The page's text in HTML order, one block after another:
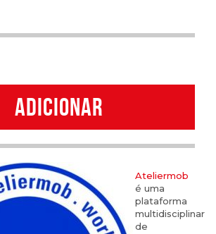
ADICIONAR
Ateliermob
é uma
plataforma
multidisciplinar
de